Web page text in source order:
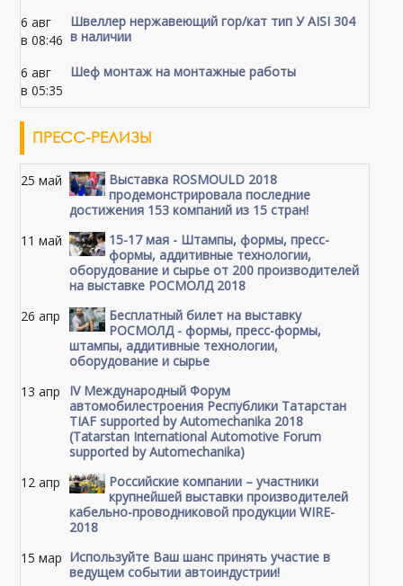
6 авг
в 08:46
Швеллер нержавеющий гор/кат тип У AISI 304
в наличии
6 авг
в 05:35
Шеф монтаж на монтажные работы
ПРЕСС-РЕЛИЗЫ
25 май
Выставка ROSMOULD 2018
продемонстрировала последние
достижения 153 компаний из 15 стран!
11 май
15-17 мая - Штампы, формы, пресс-
формы, аддитивные технологии,
оборудование и сырье от 200 производителей
на выставке РОСМОЛД 2018
26 апр
Бесплатный билет на выставку
РОСМОЛД - формы, пресс-формы,
штампы, аддитивные технологии,
оборудование и сырье
13 апр
IV Международный Форум
автомобилестроения Республики Татарстан
TIAF supported by Automechanika 2018
(Tatarstan International Automotive Forum
supported by Automechanika)
12 апр
Российские компании – участники
крупнейшей выставки производителей
кабельно-проводниковой продукции WIRE-
2018
15 мар Используйте Ваш шанс принять участие в
ведущем событии автоиндустрии!